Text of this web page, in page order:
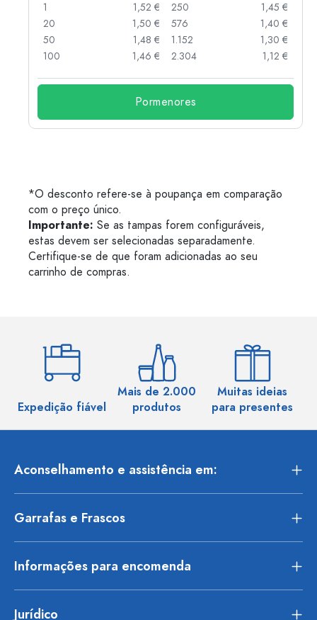
1
1,52 €
20
1,50 €
50
1,48 €
100
1,46 €
250
1,45 €
576
1,40 €
1.152
1,30 €
2.304
1,12 €
Pormenores
*O desconto refere-se à poupança em comparação
com o preço único.
Importante: Se as tampas forem configuráveis,
estas devem ser selecionadas separadamente.
Certifique-se de que foram adicionadas ao seu
carrinho de compras.
Expedição fiável
Mais de 2.000
produtos
Muitas ideias
para presentes
Aconselhamento e assistência em:
Garrafas e Frascos
Informações para encomenda
Jurídico